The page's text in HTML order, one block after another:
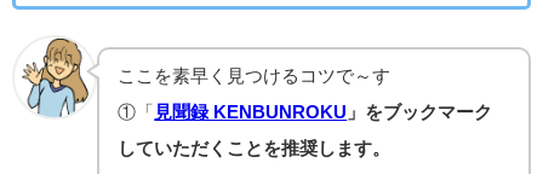
ここを素早く見つけるコツで～す
①「 見聞録 KENBUNROKU 」をブックマーク
していただくことを推奨します。